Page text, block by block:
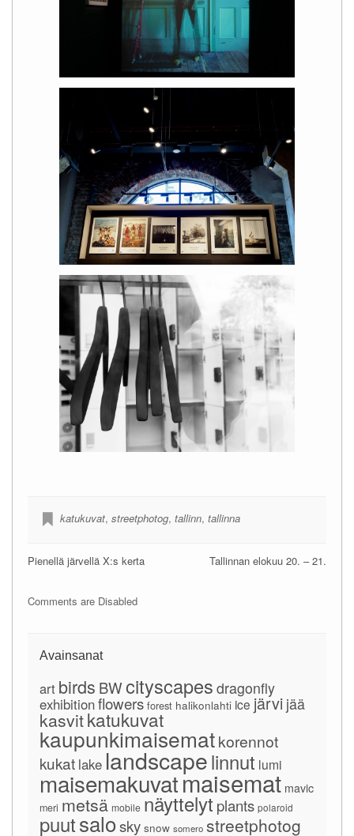
katukuvat, streetphotog, tallinn, tallinna
Tallinnan elokuu 20. – 21.
Pienellä järvellä X:s kerta
Comments are Disabled
Avainsanat
art birds BWcityscapes dragonfly
exhibitionflowers forest halikonlahti ice järvi jää
kasvitkatukuvat
kaupunkimaisematkorennot
kukat lake landscapelinnut lumi
maisemakuvatmaisemat mavic
meri metsä mobile näyttelyt plants polaroid
puutsalosky snow somero streetphotog